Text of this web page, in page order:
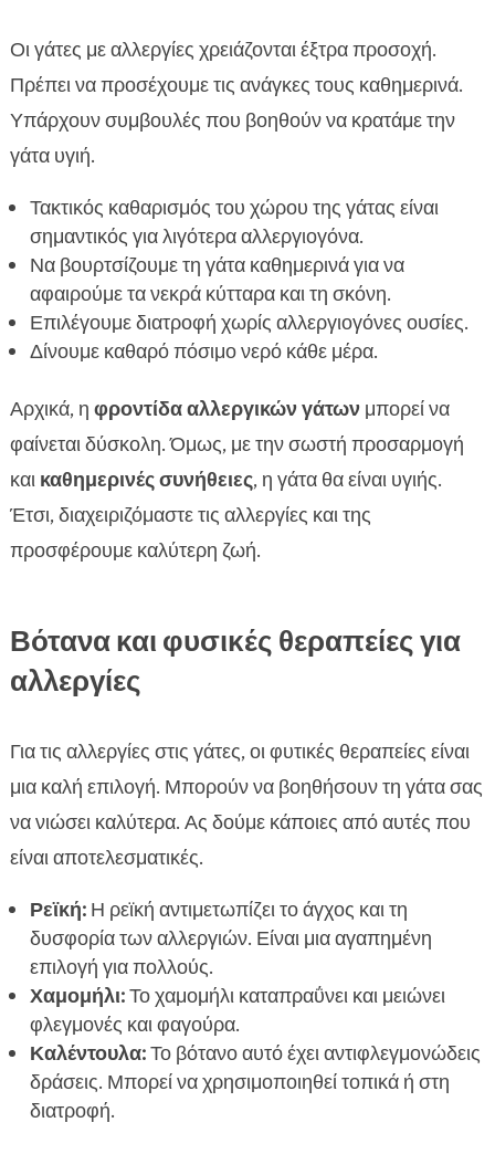
Οι γάτες με αλλεργίες χρειάζονται έξτρα προσοχή.
Πρέπει να προσέχουμε τις ανάγκες τους καθημερινά.
Υπάρχουν συμβουλές που βοηθούν να κρατάμε την
γάτα υγιή.
Τακτικός καθαρισμός του χώρου της γάτας είναι
σημαντικός για λιγότερα αλλεργιογόνα.
Να βουρτσίζουμε τη γάτα καθημερινά για να
αφαιρούμε τα νεκρά κύτταρα και τη σκόνη.
Επιλέγουμε διατροφή χωρίς αλλεργιογόνες ουσίες.
Δίνουμε καθαρό πόσιμο νερό κάθε μέρα.
Αρχικά, η φροντίδα αλλεργικών γάτωνμπορεί να
φαίνεται δύσκολη. Όμως, με την σωστή προσαρμογή
και καθημερινές συνήθειες, η γάτα θα είναι υγιής.
Έτσι, διαχειριζόμαστε τις αλλεργίες και της
προσφέρουμε καλύτερη ζωή.
Βότανα και φυσικές θεραπείες για
αλλεργίες
Για τις αλλεργίες στις γάτες, οι φυτικές θεραπείες είναι
μια καλή επιλογή. Μπορούν να βοηθήσουν τη γάτα σας
να νιώσει καλύτερα. Ας δούμε κάποιες από αυτές που
είναι αποτελεσματικές.
Ρεϊκή:Η ρεϊκή αντιμετωπίζει το άγχος και τη
δυσφορία των αλλεργιών. Είναι μια αγαπημένη
επιλογή για πολλούς.
Χαμομήλι:Το χαμομήλι καταπραΰνει και μειώνει
φλεγμονές και φαγούρα.
Καλέντουλα:Το βότανο αυτό έχει αντιφλεγμονώδεις
δράσεις. Μπορεί να χρησιμοποιηθεί τοπικά ή στη
διατροφή.